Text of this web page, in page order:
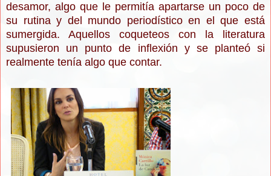
desamor, algo que le permitía apartarse un poco de
su rutina y del mundo periodístico en el que está
sumergida. Aquellos coqueteos con la literatura
supusieron un punto de inflexión y se planteó si
realmente tenía algo que contar.